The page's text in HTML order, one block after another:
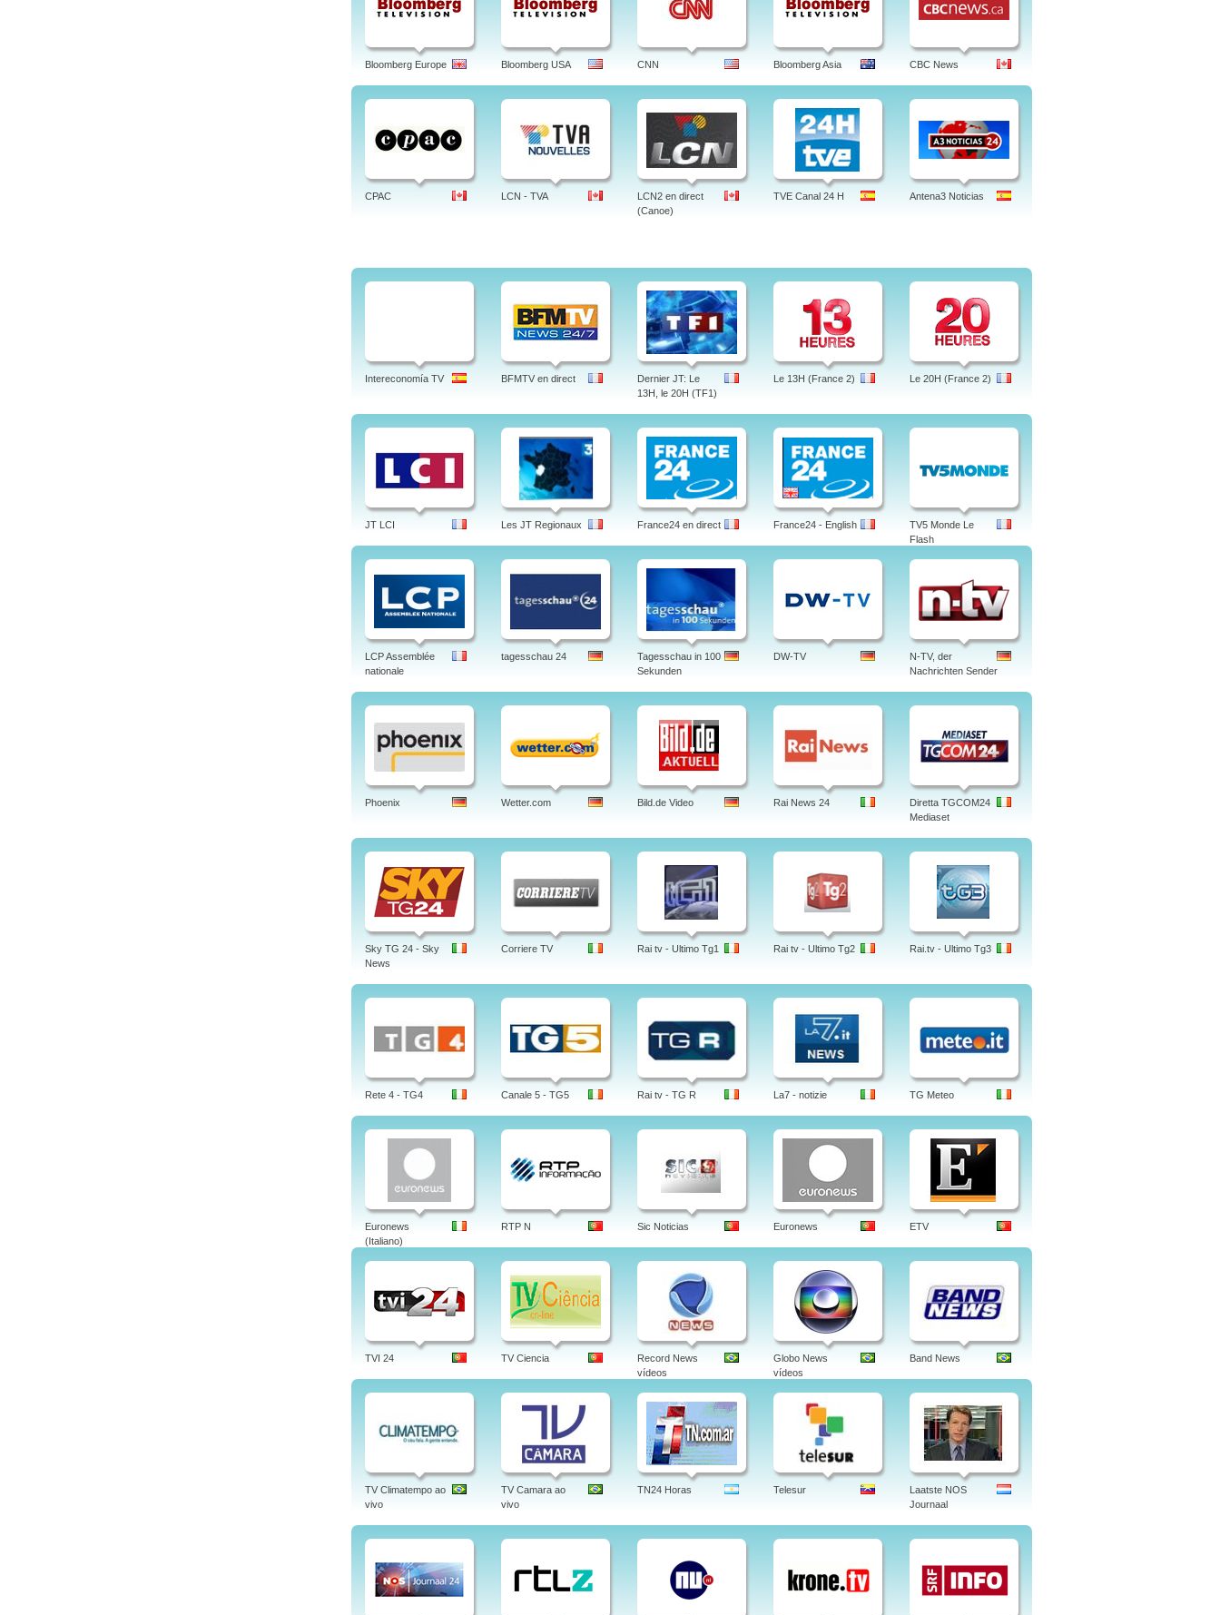
øyvind tveter aftenposten, aftenposten valutakalkulator, guide, aften, programmer, quiz, test, reise, pc fosse, innsikt, sesam, no,
nett tv, abonnement, web tv, jobb, dødsannonser, junior, aftenposten tv, norge, norsk.
Bloomberg Europe Bloomberg USA CNN Bloomberg Asia CBC News
CPAC LCN - TVA
LCN2 en direct
(Canoe)
TVE Canal 24 H Antena3 Noticias
Intereconomía TV BFMTV en direct
Dernier JT: Le
13H, le 20H (TF1)
Le 13H (France 2) Le 20H (France 2)
JT LCI Les JT Regionaux France24 en direct France24 - English
TV5 Monde Le
Flash
LCP Assemblée
nationale
tagesschau 24
Tagesschau in 100
Sekunden
DW-TV
N-TV, der
Nachrichten Sender
Phoenix Wetter.com Bild.de Video Rai News 24
Diretta TGCOM24
Mediaset
Sky TG 24 - Sky
News
Corriere TV Rai tv - Ultimo Tg1 Rai tv - Ultimo Tg2 Rai.tv - Ultimo Tg3
Rete 4 - TG4 Canale 5 - TG5 Rai tv - TG R La7 - notizie TG Meteo
Euronews
(Italiano)
RTP N Sic Noticias Euronews ETV
TVI 24 TV Ciencia
Record News
vídeos
Globo News
vídeos
Band News
TV Climatempo ao
vivo
TV Camara ao
vivo
TN24 Horas Telesur
Laatste NOS
Journaal